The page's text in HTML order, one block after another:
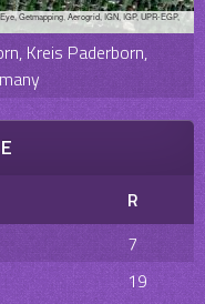
Getmapping, Aerogrid, IGN, IGP, UPR-EGP,
Kreis Paderborn,
R
7
19